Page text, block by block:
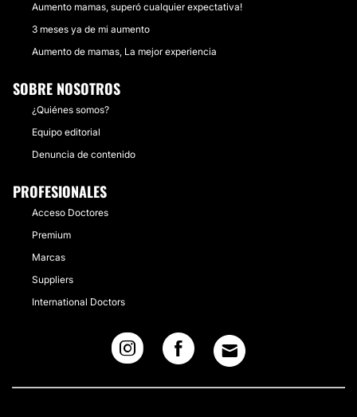
Aumento mamas, superó cualquier expectativa!
3 meses ya de mi aumento
Aumento de mamas, La mejor experiencia
SOBRE NOSOTROS
¿Quiénes somos?
Equipo editorial
Denuncia de contenido
PROFESIONALES
Acceso Doctores
Premium
Marcas
Suppliers
International Doctors